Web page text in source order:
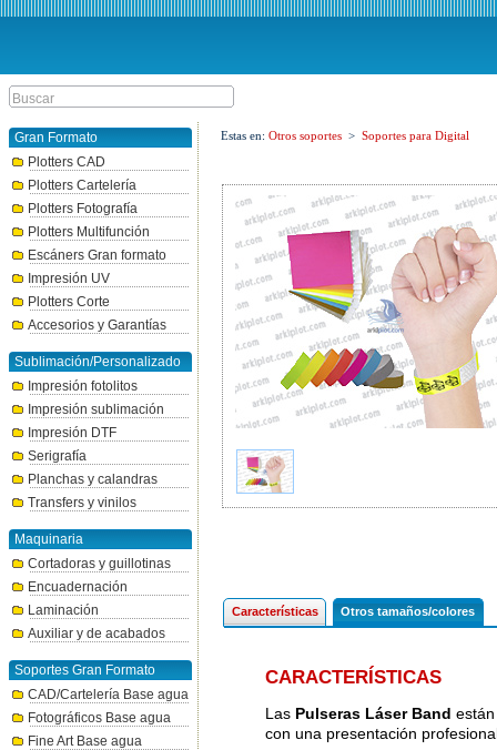
Gran Formato
Plotters CAD
Plotters Cartelería
Plotters Fotografía
Plotters Multifunción
Escáners Gran formato
Impresión UV
Plotters Corte
Accesorios y Garantías
Sublimación/Personalizado
Impresión fotolitos
Impresión sublimación
Impresión DTF
Serigrafía
Planchas y calandras
Transfers y vinilos
Maquinaria
Cortadoras y guillotinas
Encuadernación
Laminación
Auxiliar y de acabados
Soportes Gran Formato
CAD/Cartelería Base agua
Fotográficos Base agua
Fine Art Base agua
Estas en: Otros soportes > Soportes para Digital
Características Otros tamaños/colores
CARACTERÍSTICAS
Las Pulseras Láser Band
con una presentación